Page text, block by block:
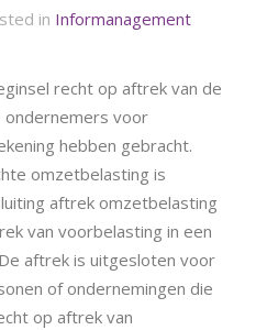
in Informanagement
recht op aftrek van de
voor
hebben gebracht.
omzetbelasting is
aftrek omzetbelasting
van voorbelasting in een
aftrek is uitgesloten voor
of ondernemingen die
op aftrek van